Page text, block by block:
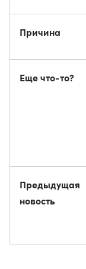
Причина
Еще что-то?
Предыдущая
новость